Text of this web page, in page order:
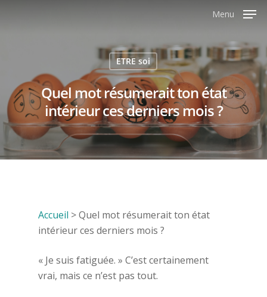
Menu
ETRE soi
Quel mot résumerait ton état
intérieur ces derniers mois ?
Accueil >Quel mot résumerait ton état
intérieur ces derniers mois ?
« Je suis fatiguée. » C’est certainement
vrai, mais ce n’est pas tout.